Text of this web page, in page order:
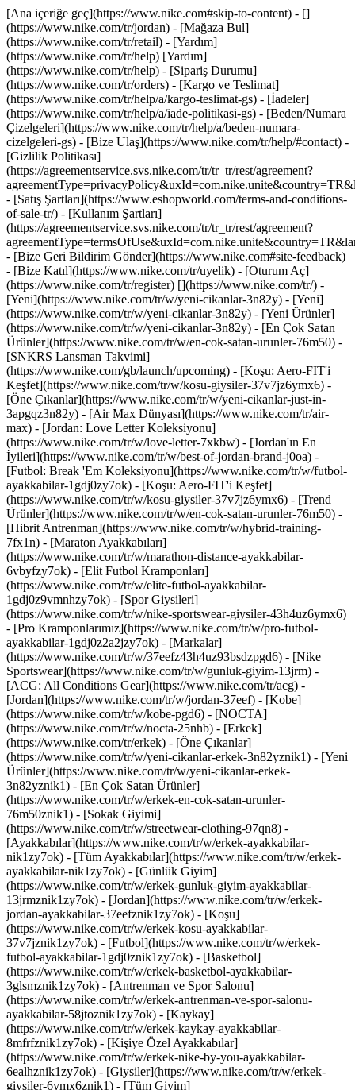
[Ana içeriğe geç](https://www.nike.com#skip-to-content) - []
(https://www.nike.com/tr/jordan) - [Mağaza Bul]
(https://www.nike.com/tr/retail) - [Yardım]
(https://www.nike.com/tr/help) [Yardım]
(https://www.nike.com/tr/help) - [Sipariş Durumu]
(https://www.nike.com/tr/orders) - [Kargo ve Teslimat]
(https://www.nike.com/tr/help/a/kargo-teslimat-gs) - [İadeler]
(https://www.nike.com/tr/help/a/iade-politikasi-gs) - [Beden/Numara
Çizelgeleri](https://www.nike.com/tr/help/a/beden-numara-
cizelgeleri-gs) - [Bize Ulaş](https://www.nike.com/tr/help/#contact) -
[Gizlilik Politikası]
(https://agreementservice.svs.nike.com/tr/tr_tr/rest/agreement?
- [Satış Şartları](https://www.eshopworld.com/terms-and-conditions-
of-sale-tr/) - [Kullanım Şartları]
(https://agreementservice.svs.nike.com/tr/tr_tr/rest/agreement?
- [Bize Geri Bildirim Gönder](https://www.nike.com#site-feedback)
- [Bize Katıl](https://www.nike.com/tr/uyelik) - [Oturum Aç]
(https://www.nike.com/tr/register) [](https://www.nike.com/tr/) -
[Yeni](https://www.nike.com/tr/w/yeni-cikanlar-3n82y) - [Yeni]
(https://www.nike.com/tr/w/yeni-cikanlar-3n82y) - [Yeni Ürünler]
(https://www.nike.com/tr/w/yeni-cikanlar-3n82y) - [En Çok Satan
Ürünler](https://www.nike.com/tr/w/en-cok-satan-urunler-76m50) -
[SNKRS Lansman Takvimi]
(https://www.nike.com/gb/launch/upcoming) - [Koşu: Aero-FIT'i
Keşfet](https://www.nike.com/tr/w/kosu-giysiler-37v7jz6ymx6) -
[Öne Çıkanlar](https://www.nike.com/tr/w/yeni-cikanlar-just-in-
3apgqz3n82y) - [Air Max Dünyası](https://www.nike.com/tr/air-
max) - [Jordan: Love Letter Koleksiyonu]
(https://www.nike.com/tr/w/love-letter-7xkbw) - [Jordan'ın En
İyileri](https://www.nike.com/tr/w/best-of-jordan-brand-j0oa) -
[Futbol: Break 'Em Koleksiyonu](https://www.nike.com/tr/w/futbol-
ayakkabilar-1gdj0zy7ok) - [Koşu: Aero-FIT'i Keşfet]
(https://www.nike.com/tr/w/kosu-giysiler-37v7jz6ymx6) - [Trend
Ürünler](https://www.nike.com/tr/w/en-cok-satan-urunler-76m50) -
[Hibrit Antrenman](https://www.nike.com/tr/w/hybrid-training-
7fx1n) - [Maraton Ayakkabıları]
(https://www.nike.com/tr/w/marathon-distance-ayakkabilar-
6vbyfzy7ok) - [Elit Futbol Kramponları]
(https://www.nike.com/tr/w/elite-futbol-ayakkabilar-
1gdj0z9vmnhzy7ok) - [Spor Giysileri]
(https://www.nike.com/tr/w/nike-sportswear-giysiler-43h4uz6ymx6)
- [Pro Kramponlarımız](https://www.nike.com/tr/w/pro-futbol-
ayakkabilar-1gdj0z2a2jzy7ok) - [Markalar]
(https://www.nike.com/tr/w/37eefz43h4uz93bsdzpgd6) - [Nike
Sportswear](https://www.nike.com/tr/w/gunluk-giyim-13jrm) -
[ACG: All Conditions Gear](https://www.nike.com/tr/acg) -
[Jordan](https://www.nike.com/tr/w/jordan-37eef) - [Kobe]
(https://www.nike.com/tr/w/kobe-pgd6) - [NOCTA]
(https://www.nike.com/tr/w/nocta-25nhb) - [Erkek]
(https://www.nike.com/tr/erkek) - [Öne Çıkanlar]
(https://www.nike.com/tr/w/yeni-cikanlar-erkek-3n82yznik1) - [Yeni
Ürünler](https://www.nike.com/tr/w/yeni-cikanlar-erkek-
3n82yznik1) - [En Çok Satan Ürünler]
(https://www.nike.com/tr/w/erkek-en-cok-satan-urunler-
76m50znik1) - [Sokak Giyimi]
(https://www.nike.com/tr/w/streetwear-clothing-97qn8) -
[Ayakkabılar](https://www.nike.com/tr/w/erkek-ayakkabilar-
nik1zy7ok) - [Tüm Ayakkabılar](https://www.nike.com/tr/w/erkek-
ayakkabilar-nik1zy7ok) - [Günlük Giyim]
(https://www.nike.com/tr/w/erkek-gunluk-giyim-ayakkabilar-
13jrmznik1zy7ok) - [Jordan](https://www.nike.com/tr/w/erkek-
jordan-ayakkabilar-37eefznik1zy7ok) - [Koşu]
(https://www.nike.com/tr/w/erkek-kosu-ayakkabilar-
37v7jznik1zy7ok) - [Futbol](https://www.nike.com/tr/w/erkek-
futbol-ayakkabilar-1gdj0znik1zy7ok) - [Basketbol]
(https://www.nike.com/tr/w/erkek-basketbol-ayakkabilar-
3glsmznik1zy7ok) - [Antrenman ve Spor Salonu]
(https://www.nike.com/tr/w/erkek-antrenman-ve-spor-salonu-
ayakkabilar-58jtoznik1zy7ok) - [Kaykay]
(https://www.nike.com/tr/w/erkek-kaykay-ayakkabilar-
8mfrfznik1zy7ok) - [Kişiye Özel Ayakkabılar]
(https://www.nike.com/tr/w/erkek-nike-by-you-ayakkabilar-
6ealhznik1zy7ok) - [Giysiler](https://www.nike.com/tr/w/erkek-
giysiler-6ymx6znik1) - [Tüm Giyim]